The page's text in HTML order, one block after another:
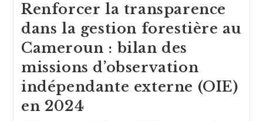
Renforcer la transparence
dans la gestion forestière au
Cameroun : bilan des
missions d’observation
indépendante externe (OIE)
en 2024